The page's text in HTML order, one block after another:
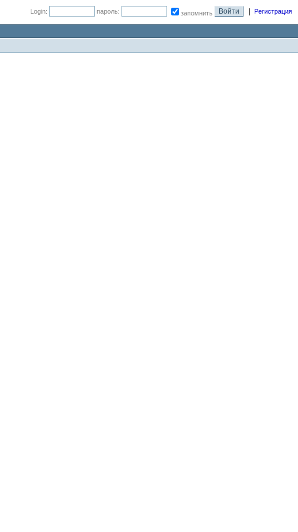
Login: пароль: запомнить Регистрация